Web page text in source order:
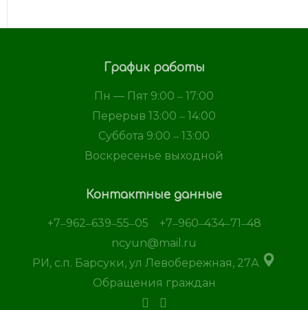
График работы
Пн — Пят 9:00 ‒ 17:00
Перерыв 13:00 ‒ 14:00
Суббота 9:00 ‒ 13:00
Воскресенье выходной
Контактные данные
+7‒962‒639‒55‒05
+7‒960‒434‒71‒48
ncyun@mail.ru
РИ, с.п. Барсуки, ул Левобережная, 27А
Обращения граждан